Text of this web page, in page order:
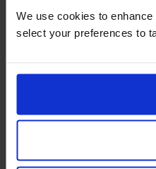
We use cookies to
select your preferences to